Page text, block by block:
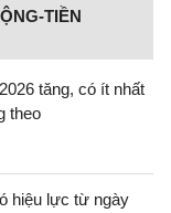
TIỀN
tăng, có ít nhất
theo
hiệu lực từ ngày